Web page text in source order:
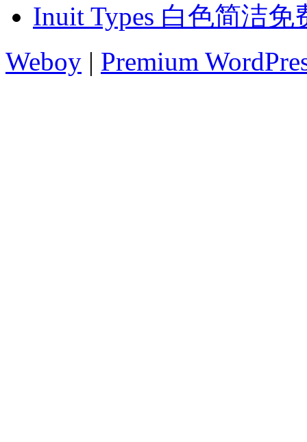
Inuit Types 白色简洁免
Weboy | Premium